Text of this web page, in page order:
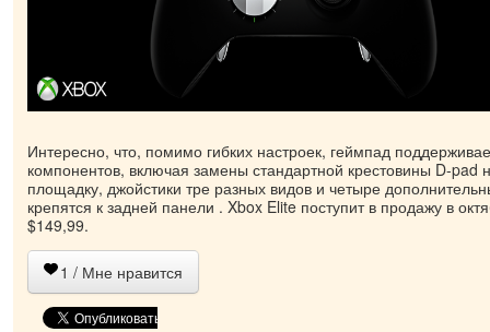
Интересно, что, помимо гибких настроек, геймпад
компонентов, включая замены стандартной крестовины D-pad
площадку, джойстики тре разных видов и четыре
крепятся к задней панели . Xbox Elite поступит в продажу в
$149,99.
1 / Мне нравится